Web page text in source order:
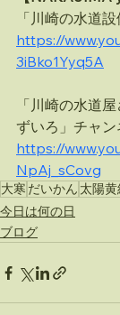
「川崎の水道
https://
3iBko1Yyq5A
「川崎の水道
ずいろ」チャン
https://
NpAj_sCovg
大寒 だいかん 太陽黄
今日は何の日
ブログ